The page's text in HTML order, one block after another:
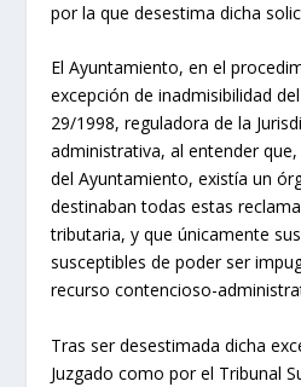
por la que desestima dicha
El Ayuntamiento, en el
excepción de inadmisibilidad
29/1998, reguladora de la
administrativa, al entender
del Ayuntamiento, existía un
destinaban todas estas
tributaria, y que únicamente
susceptibles de poder ser
recurso contencioso-
Tras ser desestimada dicha
Juzgado como por el Tribunal